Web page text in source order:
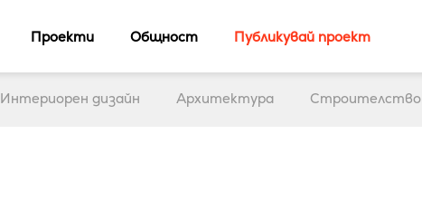
Проекти Общност Публикувай проект
Интериорен дизайн Архитектура Строителство